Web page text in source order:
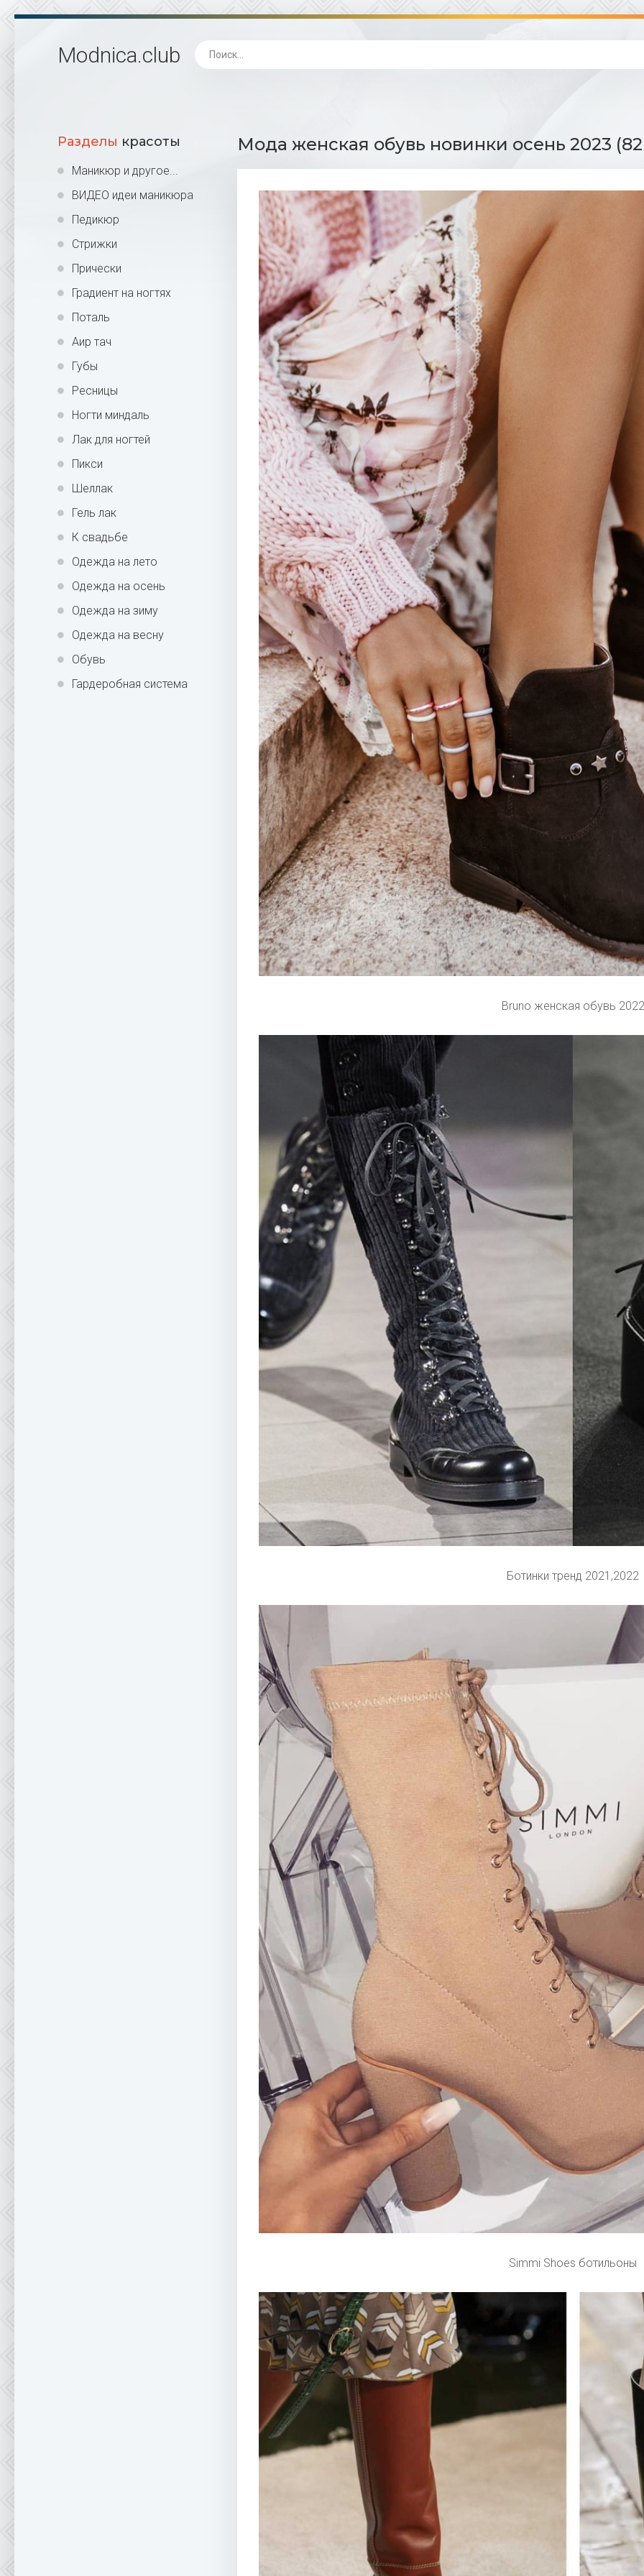
Modnica.club
Разделы красоты
Маникюр и другое...
ВИДЕО идеи маникюра
Педикюр
Стрижки
Прически
Градиент на ногтях
Поталь
Аир тач
Губы
Ресницы
Ногти миндаль
Лак для ногтей
Пикси
Шеллак
Гель лак
К свадьбе
Одежда на лето
Одежда на осень
Одежда на зиму
Одежда на весну
Обувь
Гардеробная система
Мода женская обувь новинки осень 2023
Bruno женская обувь 2022
Ботинки тренд 2021,2022
Simmi Shoes ботильоны